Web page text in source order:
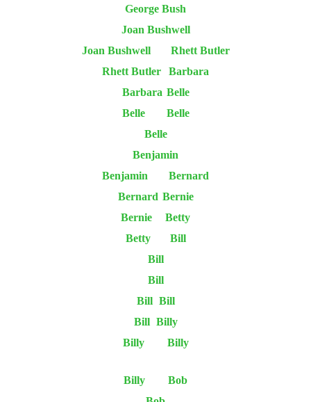
George Bush
Joan Bushwell
Joan Bushwell
Rhett Butler
Rhett Butler
Barbara
Barbara Belle
Belle
Belle
Belle
Benjamin
Benjamin
Bernard
Bernard Bernie
Bernie
Betty
Betty
Bill
Bill
Bill
Bill Bill
Bill Billy
Billy
Billy
Billy
Bob